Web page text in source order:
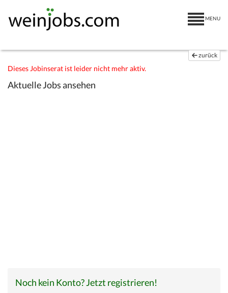
MENU
zurück
Dieses Jobinserat ist leider nicht mehr aktiv.
Aktuelle Jobs ansehen
Noch kein Konto? Jetzt registrieren!